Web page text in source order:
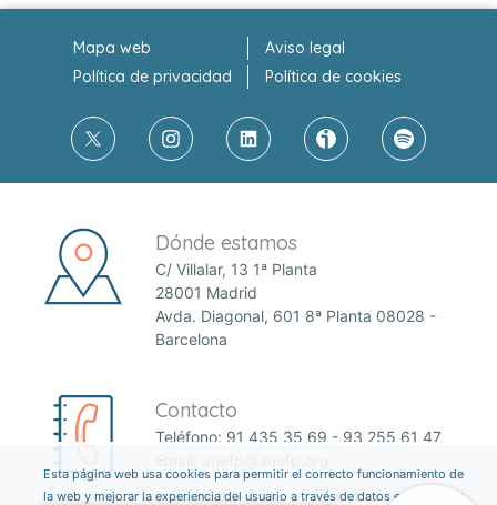
Mapa web
Aviso legal
Política de privacidad
Política de cookies
Dónde estamos
C/ Villalar, 13 1ª Planta
28001 Madrid
Avda. Diagonal, 601 8ª Planta 08028 -
Barcelona
Contacto
Teléfono: 91 435 35 69 - 93 255 61 47
Esta página web usa cookies para permitir el correcto funcionamiento de
la web y mejorar la experiencia del usuario a través de datos estadísticos.